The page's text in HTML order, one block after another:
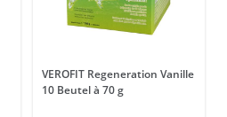
VEROFIT Regeneration Vanille
10 Beutel à 70 g